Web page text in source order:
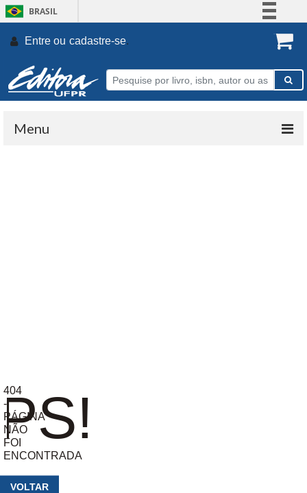
BRASIL
Participe
Entre ou cadastre-se.
Menu
404
-
PÁGINA
NÃO
FOI
ENCONTRADA
VOLTAR